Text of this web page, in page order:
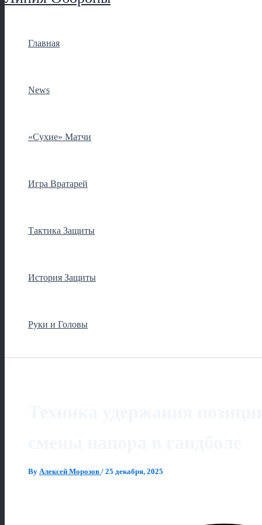
Главная
News
«Сухие» Матчи
Игра Вратарей
Тактика Защиты
История Защиты
Руки и Головы
By Алексей Морозов / 25 декабря, 2025